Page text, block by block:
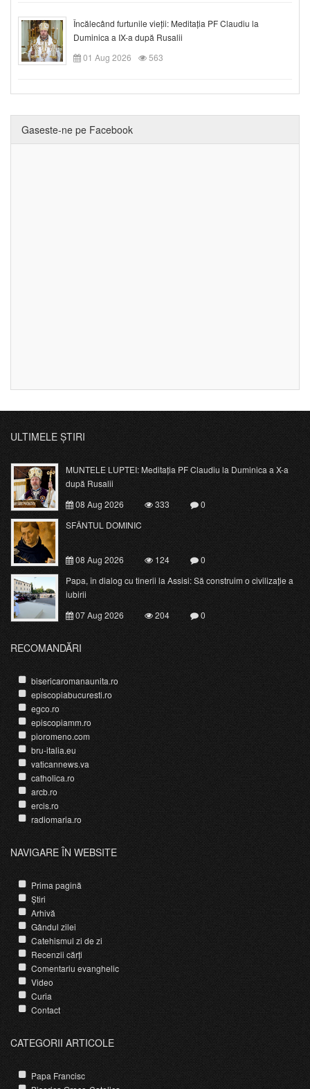
Încălecând furtunile vieții: Meditația PF Claudiu la
Duminica a IX-a după Rusalii
01 Aug 2026
563
Gaseste-ne pe Facebook
ULTIMELE ȘTIRI
MUNTELE LUPTEI: Meditația PF Claudiu la Duminica a X-a
după Rusalii
08 Aug 2026
333
0
SFÂNTUL DOMINIC
08 Aug 2026 124
0
Papa, în dialog cu tinerii la Assisi: Să construim o civilizație a
iubirii
07 Aug 2026
204 0
RECOMANDĂRI
bisericaromanaunita.ro
episcopiabucuresti.ro
egco.ro
episcopiamm.ro
pioromeno.com
bru-italia.eu
vaticannews.va
catholica.ro
arcb.ro
ercis.ro
radiomaria.ro
NAVIGARE ÎN WEBSITE
Prima pagină
Știri
Arhivă
Gândul zilei
Catehismul zi de zi
Recenzii cărți
Comentariu evanghelic
Video
Curia
Contact
CATEGORII ARTICOLE
Papa Francisc